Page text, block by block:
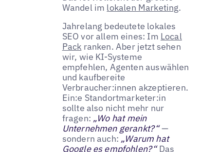
Wandel im lokalen Marketing.
Jahrelang bedeutete lokales
SEO vor allem eines: Im Local
Pack ranken. Aber jetzt sehen
wir, wie KI-Systeme
empfehlen, Agenten auswählen
und kaufbereite
Verbraucher:innen akzeptieren.
Ein:e Standortmarketer:in
sollte also nicht mehr nur
fragen: „Wo hat mein
Unternehmen gerankt?“—
sondern auch: „Warum hat
Google es empfohlen?“Das